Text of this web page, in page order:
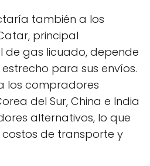
también a los
principal
gas licuado, depende
para sus envíos.
los compradores
del Sur, China e India
alternativos, lo que
de transporte y